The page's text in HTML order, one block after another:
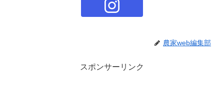
農家web編集部
スポンサーリンク
LINE